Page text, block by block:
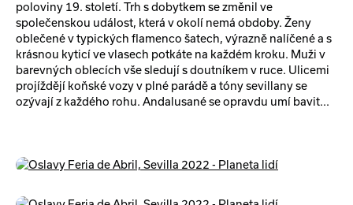
poloviny 19. století. Trh s dobytkem se změnil ve
společenskou událost, která v okolí nemá obdoby. Ženy
oblečené v typických flamenco šatech, výrazně nalíčené a s
krásnou kyticí ve vlasech potkáte na každém kroku. Muži v
barevných oblecích vše sledují s doutníkem v ruce. Ulicemi
projíždějí koňské vozy v plné parádě a tóny sevillany se
ozývají z každého rohu. Andalusané se opravdu umí bavit...